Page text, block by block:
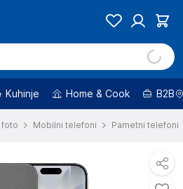
Kuhinje Home & Cook B2B
foto Mobilni telefoni Pametni telefoni